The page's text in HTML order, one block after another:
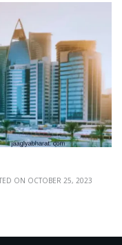
ON OCTOBER 25, 2023